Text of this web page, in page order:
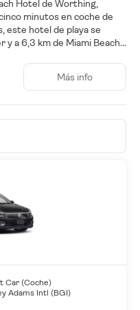
Hotel de Worthing,
minutos en coche de
y a 6,3 km de Miami Beach.
recreativas, entre
abierto las 24 horas y
de cuidado infantil
todas equipadas
incluyen caja fuerte,
gratuitas.
mientras comes, solo
con horario
en el bar o lounge.
los días de 07:00 a 10:30
Más info
Car (Coche)
Adams Intl (BGI)